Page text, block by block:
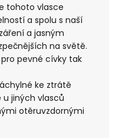
tohoto vlasce
a spolu s naší
a jasným
na světě.
pevné cívky tak
ke ztrátě
u jiných vlasců
otěruvzdornými